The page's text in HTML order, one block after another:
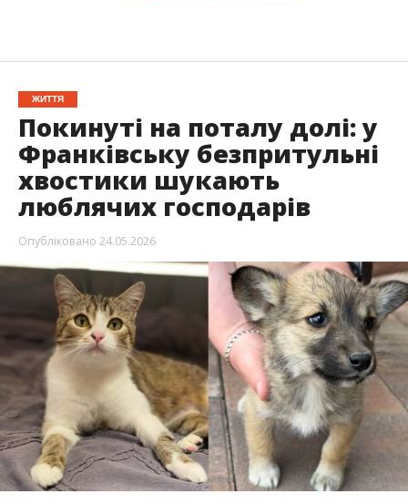
ЖИТТЯ
Покинуті на поталу долі: у
Франківську безпритульні
хвостики шукають
люблячих господарів
Опубліковано 24.05.2026